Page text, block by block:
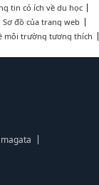
tin có ích về du học
Sơ đồ của trang web
môi trường tương thích